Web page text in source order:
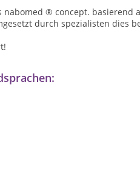
nabomed ® concept.
durch spezialisten dies